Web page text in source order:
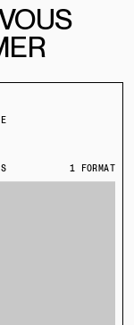
1 FORMAT